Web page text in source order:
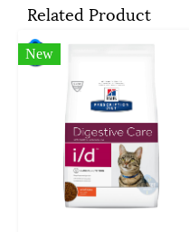
Related Product
New